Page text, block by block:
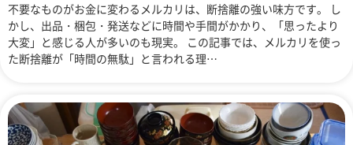
不要なものがお金に変わるメルカリは、断捨離の強い味方です。 し
かし、出品・梱包・発送などに時間や手間がかかり、「思ったより
大変」と感じる人が多いのも現実。 この記事では、メルカリを使っ
た断捨離が「時間の無駄」と言われる理…